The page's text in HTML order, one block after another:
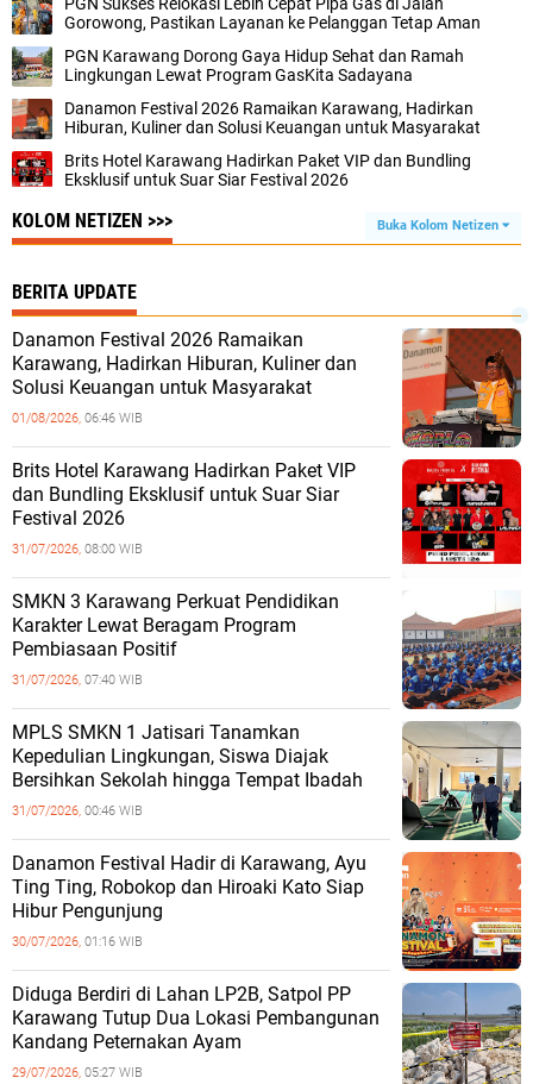
Gorowong, Pastikan Layanan ke Pelanggan Tetap Aman
PGN Karawang Dorong Gaya Hidup Sehat dan Ramah
Lingkungan Lewat Program GasKita Sadayana
Danamon Festival 2026 Ramaikan Karawang, Hadirkan
Hiburan, Kuliner dan Solusi Keuangan untuk Masyarakat
Brits Hotel Karawang Hadirkan Paket VIP dan Bundling
Eksklusif untuk Suar Siar Festival 2026
KOLOM NETIZEN >>> Buka Kolom Netizen
BERITA UPDATE
Danamon Festival 2026 Ramaikan
Karawang, Hadirkan Hiburan, Kuliner dan
Solusi Keuangan untuk Masyarakat
01/08/2026, 06:46 WIB
Brits Hotel Karawang Hadirkan Paket VIP
dan Bundling Eksklusif untuk Suar Siar
Festival 2026
31/07/2026, 08:00 WIB
SMKN 3 Karawang Perkuat Pendidikan
Karakter Lewat Beragam Program
Pembiasaan Positif
31/07/2026, 07:40 WIB
MPLS SMKN 1 Jatisari Tanamkan
Kepedulian Lingkungan, Siswa Diajak
Bersihkan Sekolah hingga Tempat Ibadah
31/07/2026, 00:46 WIB
Danamon Festival Hadir di Karawang, Ayu
Ting Ting, Robokop dan Hiroaki Kato Siap
Hibur Pengunjung
30/07/2026, 01:16 WIB
Diduga Berdiri di Lahan LP2B, Satpol PP
Karawang Tutup Dua Lokasi Pembangunan
Kandang Peternakan Ayam
29/07/2026, 05:27 WIB